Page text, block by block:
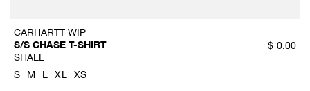
CARHARTT WIP
S/S CHASE T-SHIRT
SHALE
$ 0.00
S M L XL XS